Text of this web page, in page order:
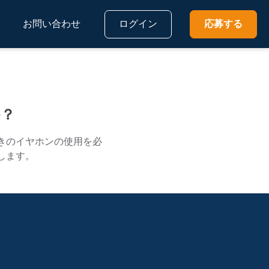
お問い合わせ ログイン 応募する
のイヤホンの使用を必
す。